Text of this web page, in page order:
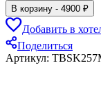
В корзину - 4900 ₽
Добавить в
Поделиться
Артикул: